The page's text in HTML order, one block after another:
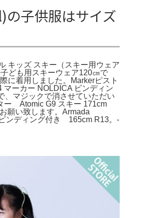
子供服はサイズ
キッズ スキー（スキー用ウェア
ども用スキーウェア120㎝で
に着用しました。Markerピスト
ーカー NOLDICA ビンディン
、マジックで消させていただい
ー Atomic G9 スキー 171cm
願い致します。Armada
ンディング付き 165cm R13。-